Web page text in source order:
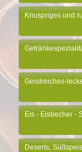
Knuspriges und
Geistreiches-
Eis - Eisbecher -
Deserts,